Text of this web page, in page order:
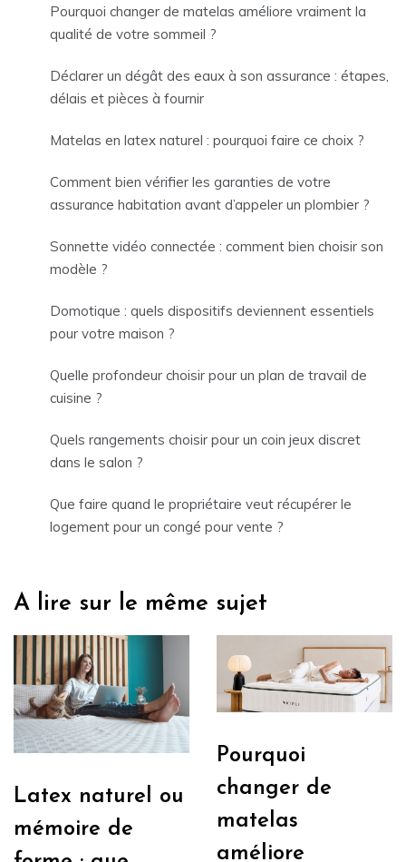
Pourquoi changer de matelas améliore vraiment la
qualité de votre sommeil ?
Déclarer un dégât des eaux à son assurance : étapes,
délais et pièces à fournir
Matelas en latex naturel : pourquoi faire ce choix ?
Comment bien vérifier les garanties de votre
assurance habitation avant d’appeler un plombier ?
Sonnette vidéo connectée : comment bien choisir son
modèle ?
Domotique : quels dispositifs deviennent essentiels
pour votre maison ?
Quelle profondeur choisir pour un plan de travail de
cuisine ?
Quels rangements choisir pour un coin jeux discret
dans le salon ?
Que faire quand le propriétaire veut récupérer le
logement pour un congé pour vente ?
A lire sur le même sujet
Latex naturel ou
mémoire de
Pourquoi
changer de
matelas
améliore